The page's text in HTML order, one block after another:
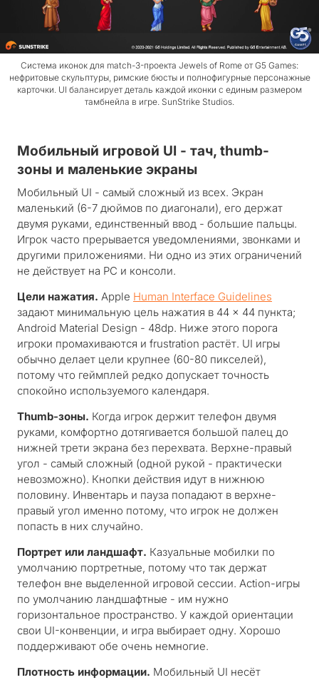
Система иконок для match-3-проекта Jewels of Rome от G5 Games:
нефритовые скульптуры, римские бюсты и полнофигурные персонажные
карточки. UI балансирует деталь каждой иконки с единым размером
тамбнейла в игре. SunStrike Studios.
Мобильный игровой UI - тач, thumb-
зоны и маленькие экраны
Мобильный UI - самый сложный из всех. Экран
маленький (6-7 дюймов по диагонали), его держат
двумя руками, единственный ввод - большие пальцы.
Игрок часто прерывается уведомлениями, звонками и
другими приложениями. Ни одно из этих ограничений
не действует на PC и консоли.
Цели нажатия. Apple Human Interface Guidelines
задают минимальную цель нажатия в 44 × 44 пункта;
Android Material Design - 48dp. Ниже этого порога
игроки промахиваются и frustration растёт. UI игры
обычно делает цели крупнее (60-80 пикселей),
потому что геймплей редко допускает точность
спокойно используемого календаря.
Thumb-зоны. Когда игрок держит телефон двумя
руками, комфортно дотягивается большой палец до
нижней трети экрана без перехвата. Верхне-правый
угол - самый сложный (одной рукой - практически
невозможно). Кнопки действия идут в нижнюю
половину. Инвентарь и пауза попадают в верхне-
правый угол именно потому, что игрок не должен
попасть в них случайно.
Портрет или ландшафт. Казуальные мобилки по
умолчанию портретные, потому что так держат
телефон вне выделенной игровой сессии. Action-игры
по умолчанию ландшафтные - им нужно
горизонтальное пространство. У каждой ориентации
свои UI-конвенции, и игра выбирает одну. Хорошо
поддерживают обе очень немногие.
Плотность информации. Мобильный UI несёт